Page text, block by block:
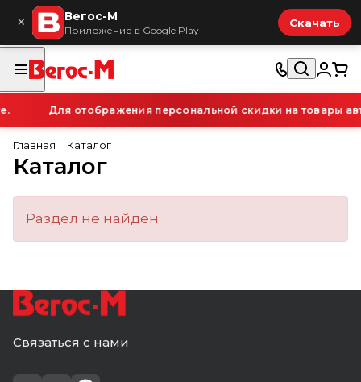
× Вегос-М
Приложение в Google Play
Скачать
Для отображения персональной скидки на товары
Главная Каталог
Каталог
Раздел не найден
Связаться с нами